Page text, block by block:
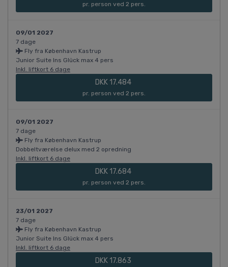
pr. person ved 2 pers.
09/01 2027
7 dage
Fly fra København Kastrup
Junior Suite Ins Glück max 4 pers
Inkl. liftkort 6 dage
DKK 17.484
pr. person ved 2 pers.
09/01 2027
7 dage
Fly fra København Kastrup
Dobbeltværelse delux med 2 opredning
Inkl. liftkort 6 dage
DKK 17.684
pr. person ved 2 pers.
23/01 2027
7 dage
Fly fra København Kastrup
Junior Suite Ins Glück max 4 pers
Inkl. liftkort 6 dage
DKK 17.863